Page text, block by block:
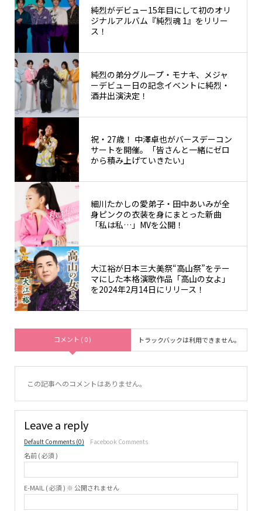
純烈がデビュー15年目にして初のオリ
ジナルアルバム『純烈魂 1』をリリー
ス！
純烈の弟分グループ・モナキ、メジャ
ーデビュー日の記念イベントに純烈・
酒井出演決定！
祝・27歳！ 中澤卓也がバースデーコン
サートを開催。「皆さんと一緒にゼロ
から積み上げていきたい」
細川たかしの愛弟子・田中あいみが全
身ピンクの衣装を身にまとった新曲
「私は私…」MVを公開！
大江裕が日本三大美祭“高山祭”をテー
マにした本格演歌作品「高山の女よ」
を2024年2月14日にリリース！
コメント ( 0 ) トラックバックは利用できません。
この記事へのコメントはありません。
Leave a reply
Default Comments (0) Facebook Comments
名前 ( 必須 )
E-MAIL ( 必須 ) ※ 公開されません